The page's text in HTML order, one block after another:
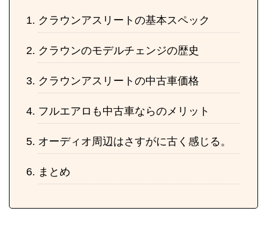
クラウンアスリートの基本スペック
クラウンのモデルチェンジの歴史
クラウンアスリートの中古車価格
フルエアロも中古車ならのメリット
オーディオ周辺はさすがに古く感じる。
まとめ